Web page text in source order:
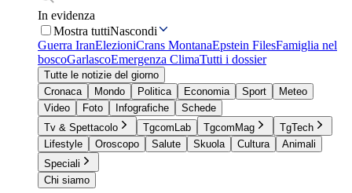
In evidenza
Mostra tuttiNascondi
Guerra IranElezioniCrans MontanaEpstein FilesFamiglia nel
boscoGarlascoEmergenza ClimaTutti i dossier
Tutte le notizie del giorno
Cronaca
Mondo Politica Economia Sport
Meteo
Video
Foto Infografiche
Schede
Tv & Spettacolo
TgcomLab TgcomMag
TgTech
Lifestyle
Oroscopo Salute Skuola Cultura
Animali
Speciali
Chi siamo